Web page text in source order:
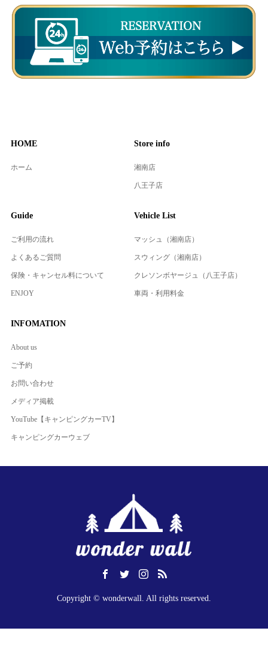
HOME
ホーム
Store info
湘南店
八王子店
Guide
ご利用の流れ
よくあるご質問
保険・キャンセル料について
ENJOY
Vehicle List
マッシュ（湘南店）
スウィング（湘南店）
クレソンボヤージュ（八王子店）
車両・利用料金
INFOMATION
About us
ご予約
お問い合わせ
メディア掲載
YouTube【キャンピングカーTV】
キャンピングカーウェブ
Copyright © wonderwall. All rights reserved.